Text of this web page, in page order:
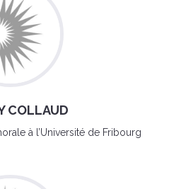
COLLAUD
à l’Université de Fribourg